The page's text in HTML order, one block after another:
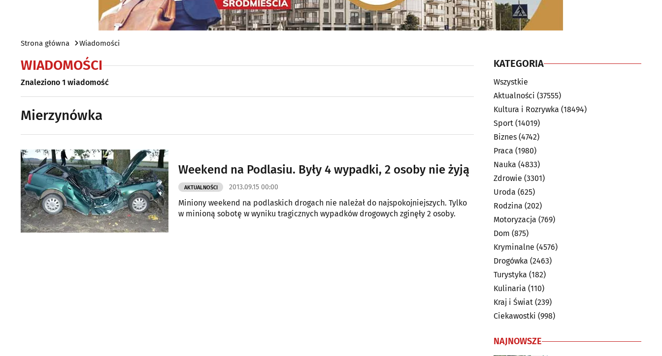
Strona główna Wiadomości
WIADOMOŚCI
Znaleziono 1 wiadomość
Mierzynówka
Weekend na Podlasiu. Były 4 wypadki, 2 osoby nie żyją
AKTUALNOŚCI 2013.09.15 00:00
Miniony weekend na podlaskich drogach nie należał do najspokojniejszych. Tylko
w minioną sobotę w wyniku tragicznych wypadków drogowych zginęły 2 osoby.
KATEGORIA
Wszystkie
Aktualności (37555)
Kultura i Rozrywka (18494)
Sport (14019)
Biznes (4742)
Praca (1980)
Nauka (4833)
Zdrowie (3301)
Uroda (625)
Rodzina (202)
Motoryzacja (769)
Dom (875)
Kryminalne (4576)
Drogówka (2463)
Turystyka (182)
Kulinaria (110)
Kraj i Świat (239)
Ciekawostki (998)
NAJNOWSZE